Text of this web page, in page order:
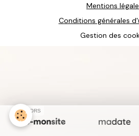
Mentions
Conditions générales
Gestion des
SPONSORS